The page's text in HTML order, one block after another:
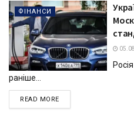
ФІНАНСИ
раніше...
READ MOREDETAILS